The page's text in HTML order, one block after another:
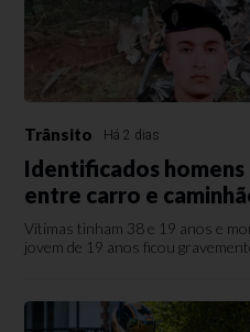
Trânsito Há 2 dias
Identificados
entre carro e
Vítimas tinham 38 e 19 anos e
jovem de 19 anos ficou